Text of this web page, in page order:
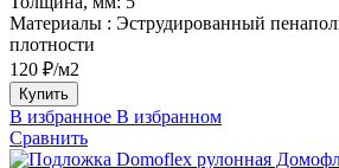
Материалы : Эструдированный
плотности
120 ₽/м2
Купить
В избранное В избранном
Сравнить